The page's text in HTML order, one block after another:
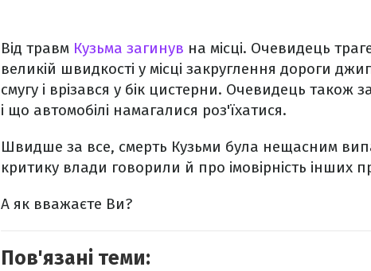
Від травм Кузьма загинув на місці. Очевидець
великій швидкості у місці закруглення дороги
смугу і врізався у бік цистерни. Очевидець
і що автомобілі намагалися роз'їхатися.
Швидше за все, смерть Кузьми була нещасним
критику влади говорили й про імовірність інших
А як вважаєте Ви?
Пов'язані теми: